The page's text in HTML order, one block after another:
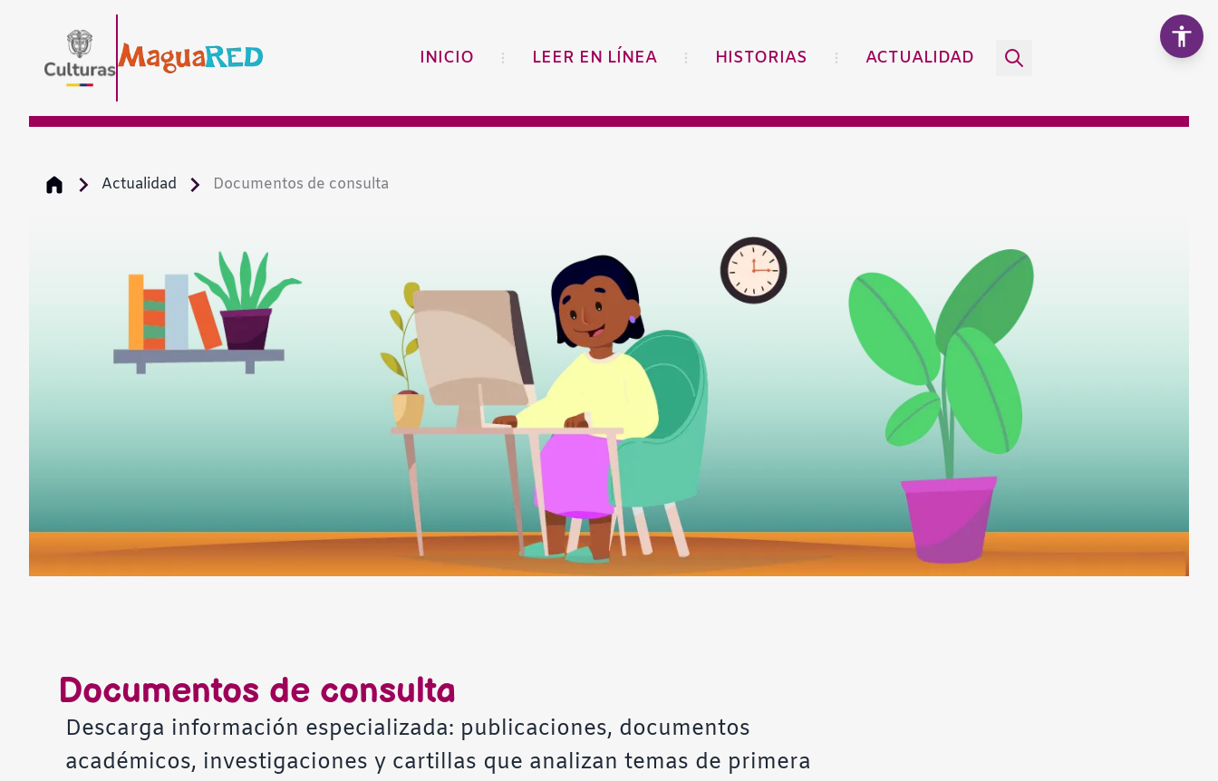
INICIO LEER EN LÍNEA HISTORIAS ACTUALIDAD
Actualidad Documentos de consulta
Documentos de consulta
Descarga información especializada: publicaciones, documentos
académicos, investigaciones y cartillas que analizan temas de primera
Escala de grises
Alto contraste
Contraste negativo
Fondo claro
Subrayar enlaces